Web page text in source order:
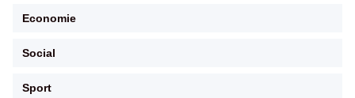
Economie
Social
Sport